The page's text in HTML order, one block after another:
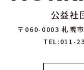
公益社
〒060-0003 札幌
TEL:011-